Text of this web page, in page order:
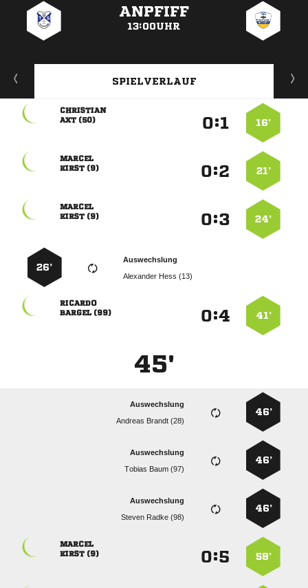
ANPFIFF
13:00UHR
SPIELVERLAUF
16’
:

 
21’
:

 
24’
:

 
Auswechslung
  
26’
41’
:

 
45'
46’
Auswechslung
  
46’
Auswechslung
  
46’
Auswechslung
  
58’
:

 